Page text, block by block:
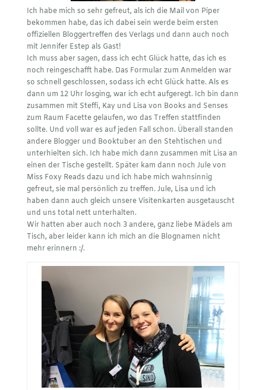
Ich habe mich so sehr gefreut, als ich die Mail von Piper
bekommen habe, das ich dabei sein werde beim ersten
offiziellen Bloggertreffen des Verlags und dann auch noch
mit Jennifer Estep als Gast!
Ich muss aber sagen, dass ich echt Glück hatte, das ich es
noch reingeschafft habe. Das Formular zum Anmelden war
so schnell geschlossen, sodass ich echt Glück hatte. Als es
dann um 12 Uhr losging, war ich echt aufgeregt. Ich bin dann
zusammen mit Steffi, Kayund Lisa von Books and Senses
zum Raum Facette gelaufen, wo das Treffen stattfinden
sollte. Und voll war es auf jeden Fall schon. Überall standen
andere Blogger und Booktuber an den Stehtischen und
unterhielten sich. Ich habe mich dann zusammen mit Lisa an
einen der Tische gestellt. Später kam dann noch Jule von
Miss Foxy Readsdazu und ich habe mich wahnsinnig
gefreut, sie mal persönlich zu treffen. Jule, Lisa und ich
haben dann auch gleich unsere Visitenkarten ausgetauscht
und uns total nett unterhalten.
Wir hatten aber auch noch 3 andere, ganz liebe Mädels am
Tisch, aber leider kann ich mich an die Blognamen nicht
mehr erinnern :/.